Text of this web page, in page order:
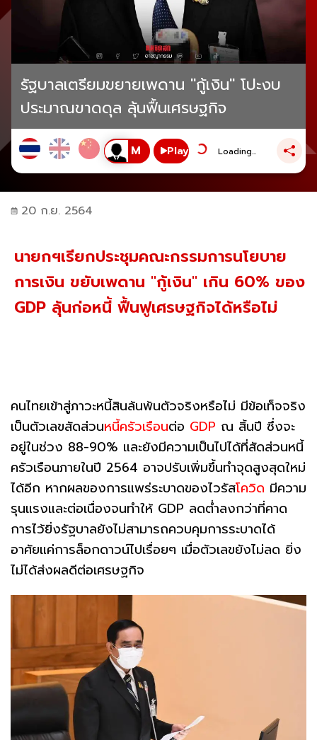
รัฐบาลเตรียมขยายเพดาน "กู้เงิน" โปะงบ
ประมาณขาดดุล ลุ้นฟื้นเศรษฐกิจ
Play Loading...
20 ก.ย. 2564
นายกฯเรียกประชุมคณะกรรมการนโยบาย
การเงิน ขยับเพดาน "กู้เงิน" เกิน 60% ของ
GDP ลุ้นก่อหนี้ ฟื้นฟูเศรษฐกิจได้หรือไม่
คนไทยเข้าสู่ภาวะหนี้สินล้นพ้นตัวจริงหรือไม่ มีข้อเท็จจริง
เป็นตัวเลขสัดส่วนหนี้ครัวเรือนต่อ GDP ณ สิ้นปี ซึ่งจะ
อยู่ในช่วง 88-90% และยังมีความเป็นไปได้ที่สัดส่วนหนี้
ครัวเรือนภายในปี 2564 อาจปรับเพิ่มขึ้นทำจุดสูงสุดใหม่
ได้อีก หากผลของการแพร่ระบาดของไวรัสโควิด มีความ
รุนแรงและต่อเนื่องจนทำให้ GDP ลดต่ำลงกว่าที่คาด
การไว้ยิ่งรัฐบาลยังไม่สามารถควบคุมการระบาดได้
อาศัยแค่การล็อกดาวน์ไปเรื่อยๆ เมื่อตัวเลขยังไม่ลด ยิ่ง
ไม่ได้ส่งผลดีต่อเศรษฐกิจ